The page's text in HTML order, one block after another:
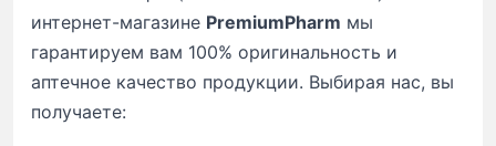
интернет-магазине PremiumPharm мы
гарантируем вам 100% оригинальность и
аптечное качество продукции. Выбирая нас, вы
получаете: